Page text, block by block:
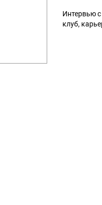
Интервью
клуб,